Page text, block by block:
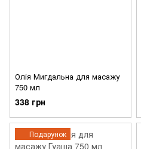
Олія Мигдальна для масажу
750 мл
338 грн
Подарунок